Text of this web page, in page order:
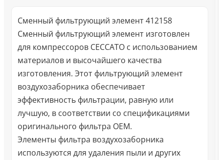
Сменный фильтрующий элемент 412158
Сменный фильтрующий элемент изготовлен
для компрессоров CECCATO с использованием
материалов и высочайшего качества
изготовления. Этот фильтрующий элемент
воздухозаборника обеспечивает
эффективность фильтрации, равную или
лучшую, в соответствии со спецификациями
оригинального фильтра OEM.
Элементы фильтра воздухозаборника
используются для удаления пыли и других